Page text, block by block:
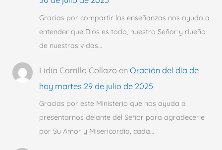
Gracias por compartir las enseñanzas nos ayuda a
entender que Dios es todo, nuestro Señor y dueño
de nuestras vidas…
Lidia Carrillo Collazo en Oración del día de
hoy martes 29 de julio de 2025
Gracias por este Ministerio que nos ayuda a
presentarnos delante del Señor para agradecerle
por Su Amor y Misericordia, cada…